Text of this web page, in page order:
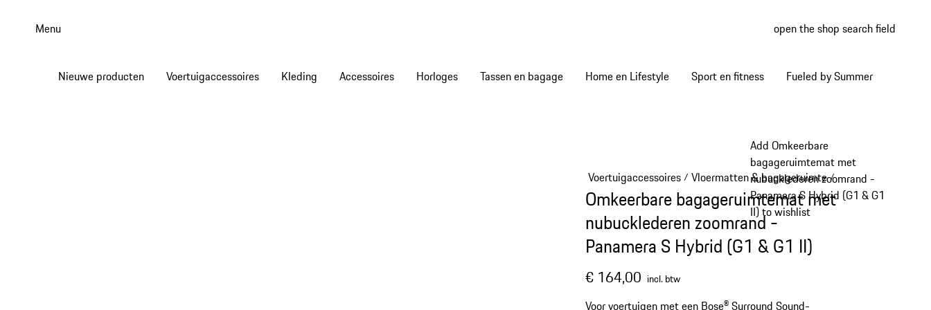
Menu open the shop search field
Nieuwe producten Voertuigaccessoires Kleding Accessoires Horloges Tassen en bagage Home en Lifestyle Sport en fitness Fueled by Summer
Add Omkeerbare
bagageruimtemat met
nubucklederen zoomrand -
Panamera S Hybrid (G1 & G1
II) to wishlist
Voertuigaccessoires/ Vloermatten & bagageruimte/
Omkeerbare bagageruimtemat met
nubucklederen zoomrand -
Panamera S Hybrid (G1 & G1 II)
€ 164,00 incl. btw
Voor voertuigen met een Bose® Surround Sound-